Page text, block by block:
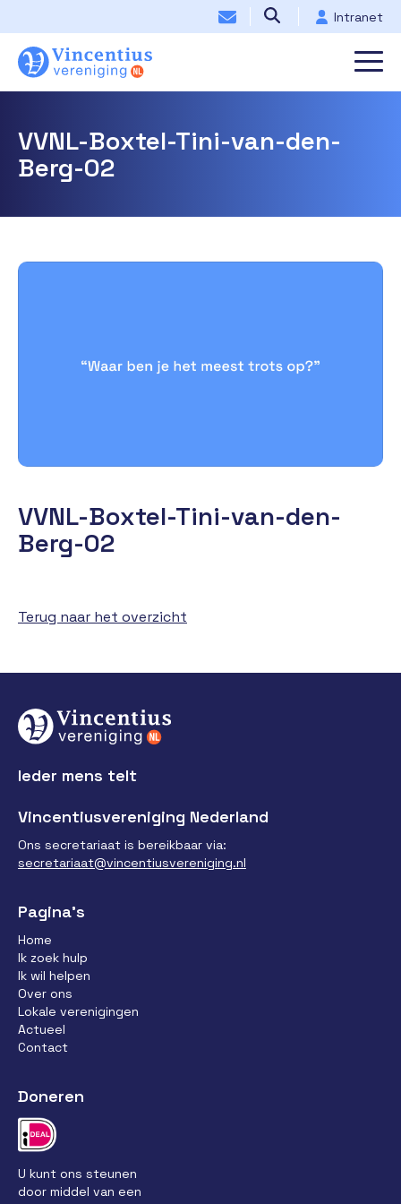
Intranet
VVNL-Boxtel-Tini-van-den-
Berg-02
VVNL-Boxtel-Tini-van-den-
Berg-02
Terug naar het overzicht
Ieder mens telt
Vincentiusvereniging Nederland
Ons secretariaat is bereikbaar via:
secretariaat@vincentiusvereniging.nl
Pagina’s
Home
Ik zoek hulp
Ik wil helpen
Over ons
Lokale verenigingen
Actueel
Contact
Doneren
U kunt ons steunen
door middel van een